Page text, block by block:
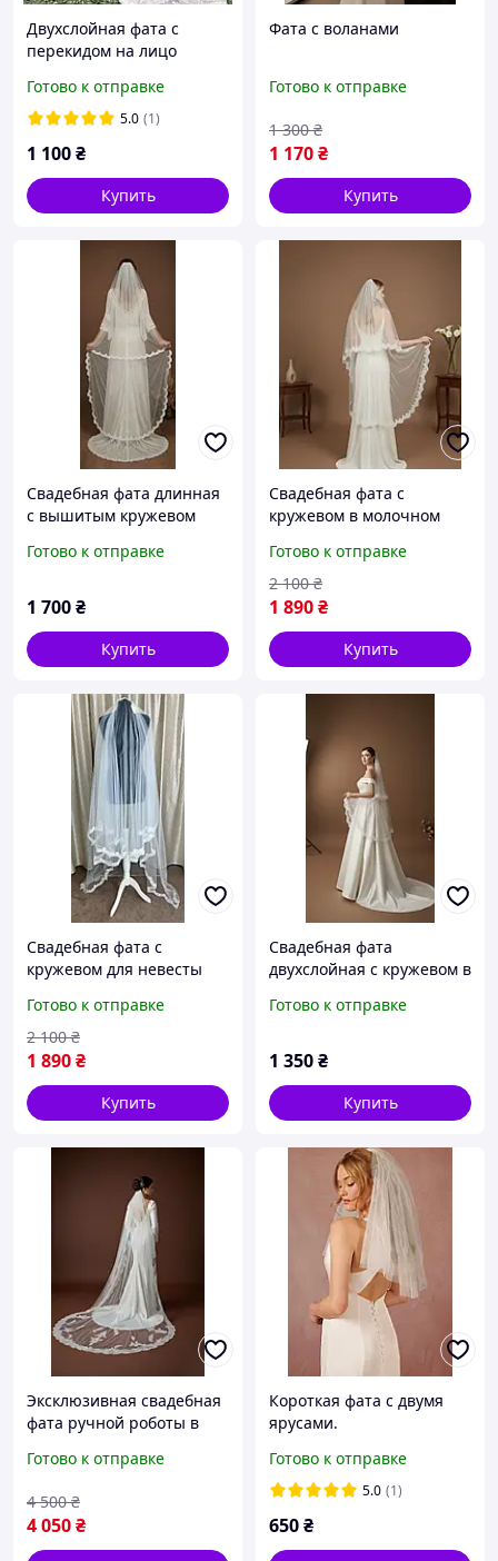
Двухслойная фата с
перекидом на лицо
двумя ярусами
Готово к отправке
5.0 (1)
1 100₴
Купить
Фата с воланами
Готово к отправке
1 170₴
1 300 ₴
Купить
Свадебная фата длинная
с вышитым кружевом
Готово к отправке
1 700₴
Купить
Свадебная фата с
кружевом в молочном
Готово к отправке
1 890₴
2 100 ₴
Купить
Свадебная фата с
кружевом для невесты
цвете.
Готово к отправке
1 890₴
2 100 ₴
Купить
Свадебная фата
двухслойная с кружевом в
Готово к отправке
1 350₴
Купить
Эксклюзивная свадебная
фата ручной роботы в
200см
Готово к отправке
4 050₴
4 500 ₴
Короткая фата с двумя
ярусами.
Готово к отправке
5.0 (1)
650₴